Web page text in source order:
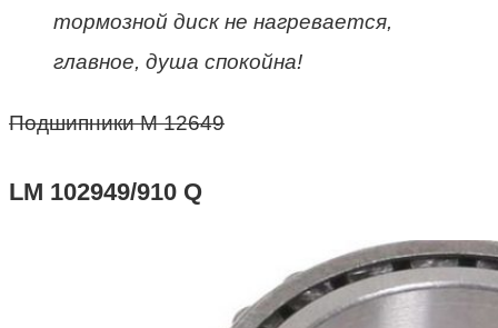
тормозной диск не нагревается,
главное, душа спокойна!
Подшипники M 12649
LM 102949/910 Q